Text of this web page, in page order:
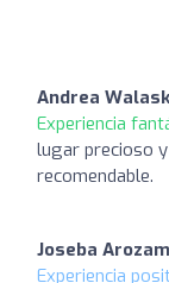
Andrea
Experiencia
lugar precioso
recomendable.
Joseba
Experiencia